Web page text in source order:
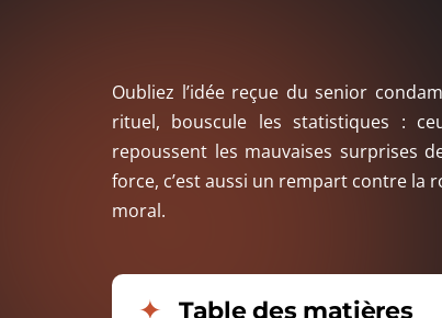
Oubliez l’idée reçue du senior
rituel, bouscule les statistiques :
repoussent les mauvaises surprises
force, c’est aussi un rempart contre la
moral.
Table des matières